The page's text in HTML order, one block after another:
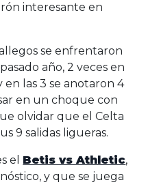
interesante en
se enfrentaron
año, 2 veces en
en las 3 se anotaron 4
en un choque con
olvidar que el Celta
9 salidas ligueras.
el Betis vs Athletic,
y que se juega